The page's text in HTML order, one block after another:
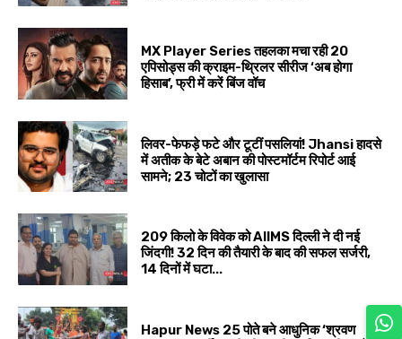
MX Player Series तहलका मचा रही 20
एपिसोड्स की क्राइम-थ्रिलर सीरीज ‘अब होगा
हिसाब’, फ्री में करें बिंज वॉच
लिवर-फेफड़े फटे और टूटीं पसलियां! Jhansi हादसे
में अतीक के बेटे अबान की पोस्टमॉर्टम रिपोर्ट आई
सामने; 23 चोटों का खुलासा
209 किलो के विवेक को AIIMS दिल्ली ने दी नई
जिंदगी! 32 दिन की तैयारी के बाद की सफल सर्जरी,
14 दिनों में घटा...
Hapur News 25 पोते बने आधुनिक ‘श्रवण